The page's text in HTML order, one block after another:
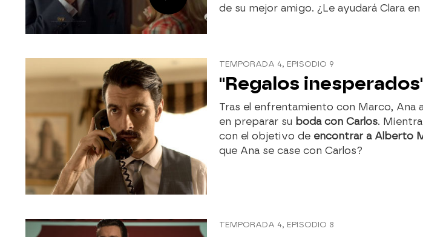
de su mejor amigo. ¿Le ayudará Clara
TEMPORADA 4, EPISODIO 9
"Regalos
Tras el enfrentamiento con Marco, Ana
en preparar su boda con Carlos.
con el objetivo de encontrar a Alberto
que Ana se case con Carlos?
TEMPORADA 4, EPISODIO 8